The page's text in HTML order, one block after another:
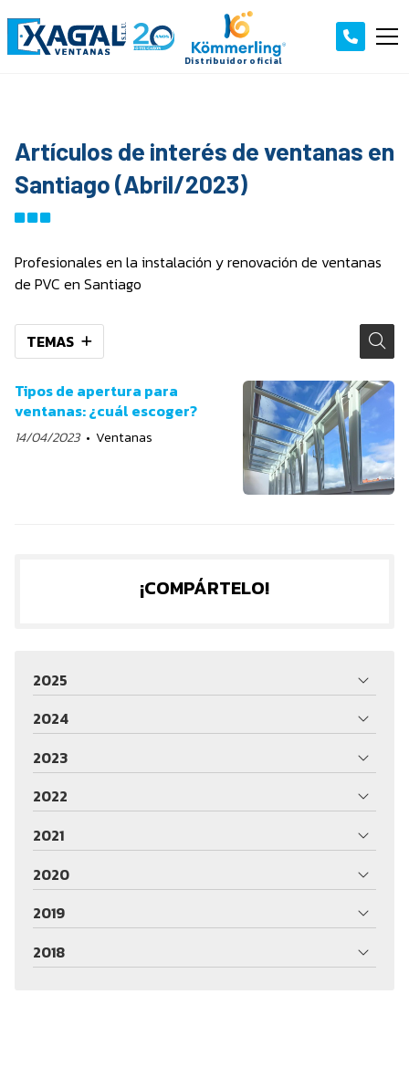
Artículos de interés de ventanas en
Santiago (Abril/2023)
Profesionales en la instalación y renovación de ventanas
de PVC en Santiago
TEMAS
Tipos de apertura para
ventanas: ¿cuál escoger?
14/04/2023 Ventanas
¡COMPÁRTELO!
2025
2024
2023
2022
2021
2020
2019
2018